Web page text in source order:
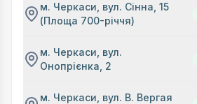
м. Черкаси, вул. Сінна, 15
(Площа 700-річчя)
м. Черкаси, вул.
Онопрієнка, 2
м. Черкаси, вул. В. Вергая